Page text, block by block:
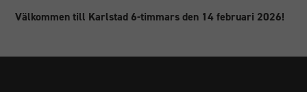
Välkommen till Karlstad 6-timmars den 14 februari 2026!